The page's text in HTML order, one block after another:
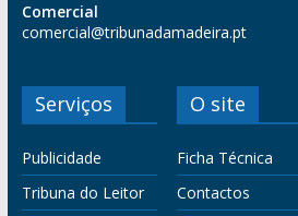
Comercial
comercial@tribunadamadeira.pt
Serviços
Publicidade
Tribuna do Leitor
O site
Ficha Técnica
Contactos